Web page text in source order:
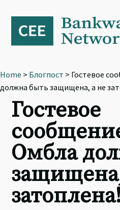
primary
navigation
content
footer
Home > Блогпост > Гостевое
должна быть защищена, а не
Гостевое
Омбла
затоплена!